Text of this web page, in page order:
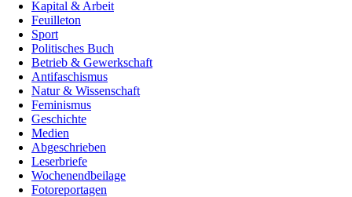
Kapital & Arbeit
Feuilleton
Sport
Politisches Buch
Betrieb & Gewerkschaft
Antifaschismus
Natur & Wissenschaft
Feminismus
Geschichte
Medien
Abgeschrieben
Leserbriefe
Wochenendbeilage
Fotoreportagen